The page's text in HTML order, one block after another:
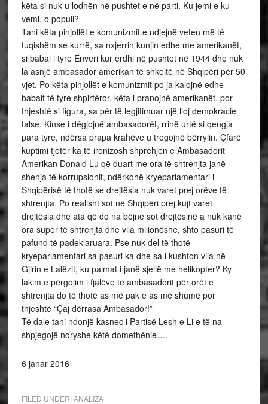
këta si nuk u lodhën në pushtet e në parti. Ku jemi e ku
vemi, o popull?
Tani këta pinjollët e komunizmit e ndjejnë veten më të
fuqishëm se kurrë, sa nxjerrin kunjin edhe me amerikanët,
si babai i tyre Enveri kur erdhi në pushtet në 1944 dhe nuk
la asnjë ambasador amerikan të shkeltë në Shqipëri për 50
vjet. Po këta pinjollët e komunizmit po ja kalojnë edhe
babait të tyre shpirtëror, këta i pranojnë amerikanët, por
thjeshtë si figura, sa për të legjitimuar një lloj demokracie
false. Kinse i dëgjojnë ambasadorët, rrinë urtë si qengja
para tyre, ndërsa prapa krahëve u tregojnë bërrylin. Çfarë
kuptimi tjetër ka të ironizosh shprehjen e Ambasadorit
Amerikan Donald Lu që duart me ora të shtrenjta janë
shenja të korrupsionit, ndërkohë kryeparlamentari i
Shqipërisë të thotë se drejtësia nuk varet prej orëve të
shtrenjta. Po realisht sot në Shqipëri prej kujt varet
drejtësia dhe ata që do na bëjnë sot drejtësinë a nuk kanë
ora super të shtrenjta dhe vila milionëshe, shto pasuri të
pafund të padeklaruara. Pse nuk del të thotë
kryeparlamentari sa pasuri ka dhe sa i kushton vila në
Gjirin e Lalëzit, ku palmat i janë sjellë me helikopter? Ky
lakim e përgojim i fjalëve të ambasadorit për orët e
shtrenjta do të thotë as më pak e as më shumë por
thjeshtë “Çaj dërrasa Ambasador!”
Të dale tani ndonjë kasnec i Partisë Lesh e Li e të na
shpjegojë ndryshe këtë domethënie….
6 janar 2016
FILED UNDER:ANALIZA